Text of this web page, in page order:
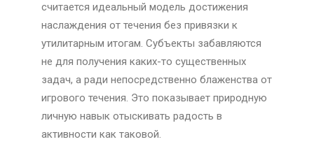
считается идеальный модель достижения
наслаждения от течения без привязки к
утилитарным итогам. Субъекты забавляются
не для получения каких-то существенных
задач, а ради непосредственно блаженства от
игрового течения. Это показывает природную
личную навык отыскивать радость в
активности как таковой.